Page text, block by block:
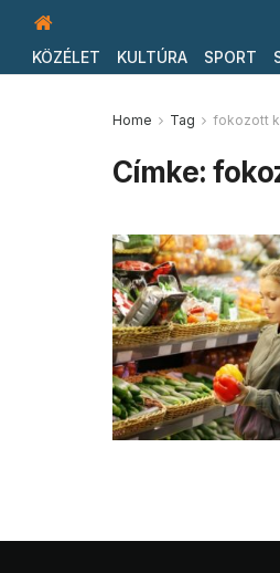
KÖZÉLET KULTÚRA SPORT
Home Tag fokozott
Címke: